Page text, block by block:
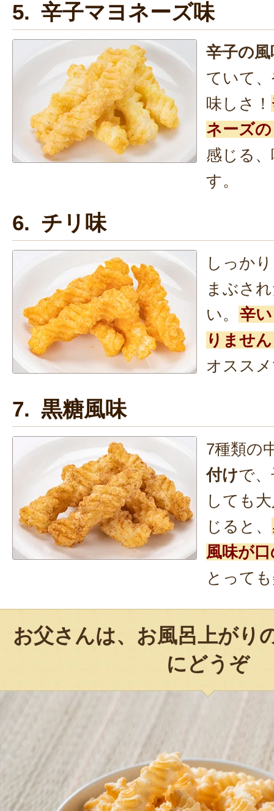
5. 辛子マヨネーズ味
辛子の風
ていて
味しさ！
ネーズ
感じる
す。
6. チリ味
しっか
まぶさ
い。 辛
りませ
オスス
7. 黒糖風味
7種類の
付けで
しても
じると、
風味が
とって
お父さんは、お風呂上がり
にどうぞ